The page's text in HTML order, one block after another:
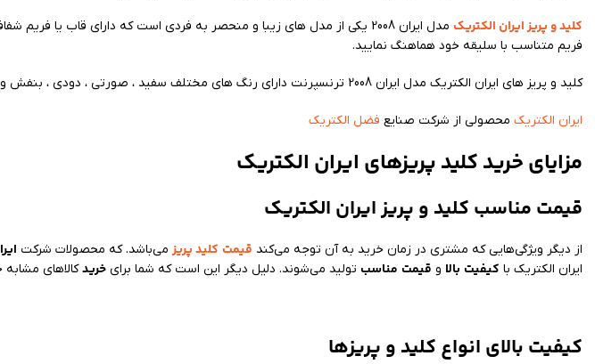
کلید و پریز ایران الکتریک
مدل ایران 2008 یکی از مدل های زیبا و منحصر به فردی است که دارای قاب
فریم متناسب با سلیقه خود هماهنگ نمایید.
کلید و پریز های ایران الکتریک مدل ایران 2008 ترنسپرنت دارای رنگ های مختلف سفید ، صورتی ، دودی ، بنفش و غیره می باشد که تنوع بالای رنگ های آن نظر مشتریان زیادی را به خود جلب کرده است.
ایران الکتریک محصولی از شرکت صنایع فضل الکتریک
مزایای خرید کلید پریزهای ایران الکتریک
قیمت مناسب کلید و پریز ایران الکتریک
از دیگر ویژگی‌هایی که مشتری در زمان خرید به آن توجه می‌کند قیمت کلید پریز می‌باشد. که محصولات شرکت
ایران الکتریک با کیفیت بالا و قیمت مناسب تولید می‌شوند. دلیل دیگر این است که شما برای خریدکالاهای مشابه
کیفیت بالای انواع کلید و پریزها